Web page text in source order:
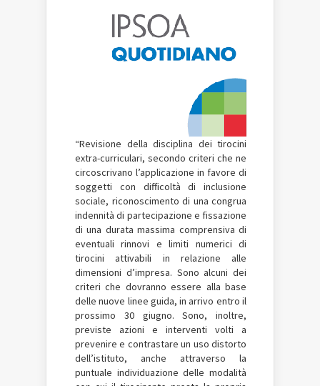
“Revisione della disciplina dei tirocini
extra-curriculari, secondo criteri che ne
circoscrivano l’applicazione in favore di
soggetti con difficoltà di inclusione
sociale, riconoscimento di una congrua
indennità di partecipazione e fissazione
di una durata massima comprensiva di
eventuali rinnovi e limiti numerici di
tirocini attivabili in relazione alle
dimensioni d’impresa. Sono alcuni dei
criteri che dovranno essere alla base
delle nuove linee guida, in arrivo entro il
prossimo 30 giugno. Sono, inoltre,
previste azioni e interventi volti a
prevenire e contrastare un uso distorto
dell’istituto, anche attraverso la
puntuale individuazione delle modalità